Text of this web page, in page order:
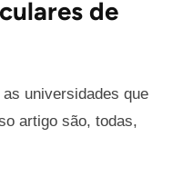
de
universidades que
artigo são, todas,